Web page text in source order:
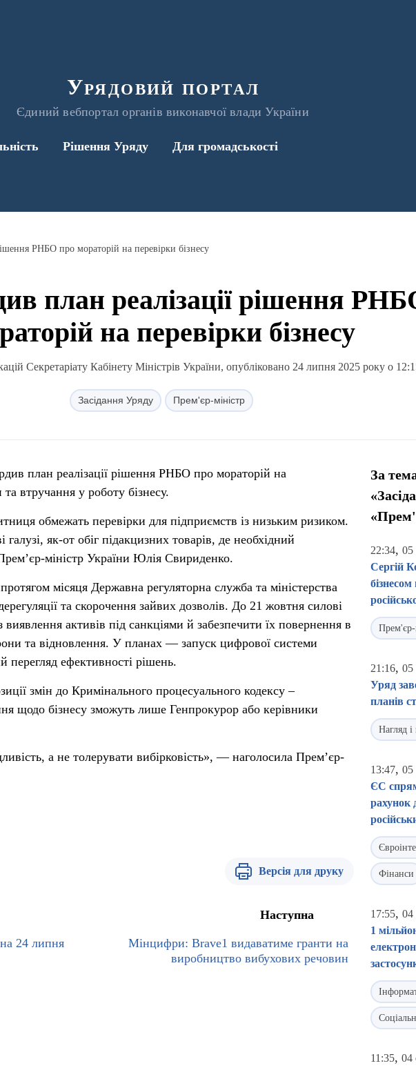
Урядовий портал
Єдиний вебпортал органів виконавчої влади України
Рішення Уряду Для громадськості
РНБО про мораторій на перевірки бізнесу
план реалізації рішення
на перевірки бізнесу
Секретаріату Кабінету Міністрів України, опубліковано 24 липня 2025 року о
Засідання Уряду Прем'єр-міністр
план реалізації рішення РНБО про мораторій на
та втручання у роботу бізнесу.
обмежать перевірки для підприємств із низьким ризиком.
як-от обіг підакцизних товарів, де необхідний
міністр України Юлія Свириденко.
місяця Державна регуляторна служба та міністерства
та скорочення зайвих дозволів. До 21 жовтня силові
виявлення активів під санкціями й забезпечити їх повернення в
та відновлення. У планах — запуск цифрової системи
перегляд ефективності рішень.
змін до Кримінального процесуального кодексу –
щодо бізнесу зможуть лише Генпрокурор або керівники
а не толерувати вибірковість», — наголосила Прем’єр-
Версія для друку
24 липня
Наступна
Мінцифри: Brave1 видаватиме гранти на
виробництво вибухових речовин
За
22:34, 05
Сергій
Прем'єр-
21:16, 05
Уряд
планів
Нагляд і
13:47, 05
ЄС
рахунок
Фінанси
17:55, 04
1
11:35, 04